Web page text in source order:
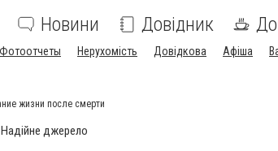
Новини Довідник
Фотоотчеты Нерухомість Довідкова Афіша
жизни после смерти
Надійне джерело